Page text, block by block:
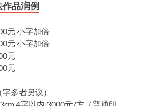
品润例
元 小字加倍
元 小字加倍
元
元
多者另议）